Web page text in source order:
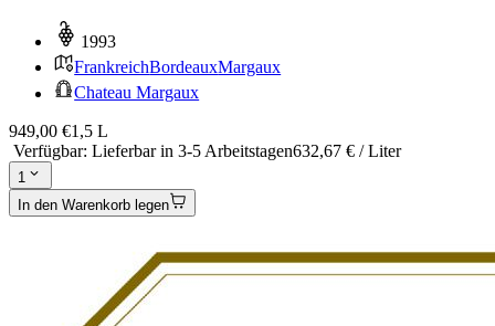
1993
FrankreichBordeauxMargaux
Chateau Margaux
949,00 €1,5 L
Verfügbar: Lieferbar in 3-5 Arbeitstagen632,67 € / Liter
1
In den Warenkorb legen